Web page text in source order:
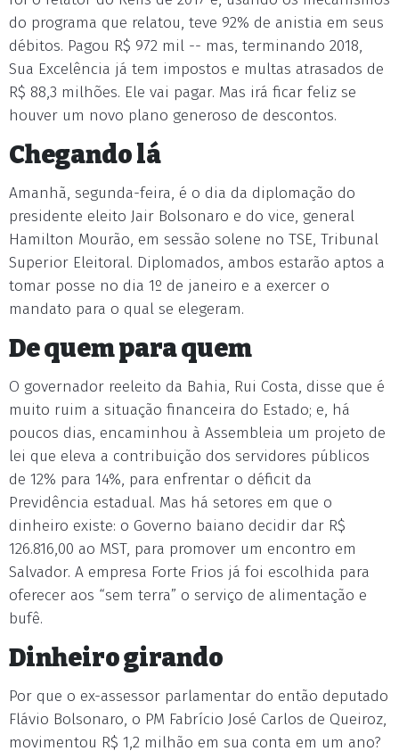
do programa que relatou, teve 92% de anistia em seus
débitos. Pagou R$ 972 mil -- mas, terminando 2018,
Sua Excelência já tem impostos e multas atrasados de
R$ 88,3 milhões. Ele vai pagar. Mas irá ficar feliz se
houver um novo plano generoso de descontos.
Chegando lá
Amanhã, segunda-feira, é o dia da diplomação do
presidente eleito Jair Bolsonaro e do vice, general
Hamilton Mourão, em sessão solene no TSE, Tribunal
Superior Eleitoral. Diplomados, ambos estarão aptos a
tomar posse no dia 1º de janeiro e a exercer o
mandato para o qual se elegeram.
De quem para quem
O governador reeleito da Bahia, Rui Costa, disse que é
muito ruim a situação financeira do Estado; e, há
poucos dias, encaminhou à Assembleia um projeto de
lei que eleva a contribuição dos servidores públicos
de 12% para 14%, para enfrentar o déficit da
Previdência estadual. Mas há setores em que o
dinheiro existe: o Governo baiano decidir dar R$
126.816,00 ao MST, para promover um encontro em
Salvador. A empresa Forte Frios já foi escolhida para
oferecer aos “sem terra” o serviço de alimentação e
bufê.
Dinheiro girando
Por que o ex-assessor parlamentar do então deputado
Flávio Bolsonaro, o PM Fabrício José Carlos de Queiroz,
movimentou R$ 1,2 milhão em sua conta em um ano?